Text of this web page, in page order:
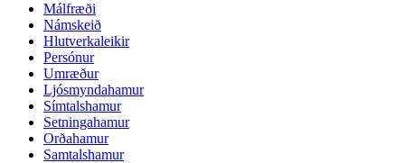
Málfræði
Námskeið
Hlutverkaleikir
Persónur
Umræður
Ljósmyndahamur
Símtalshamur
Setningahamur
Orðahamur
Samtalshamur